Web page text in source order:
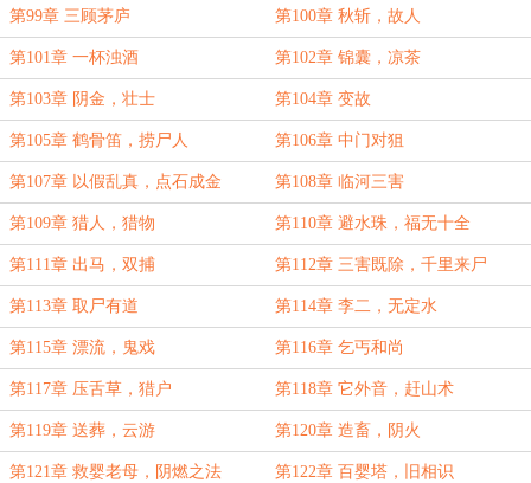
第99章 三顾茅庐 第100章 秋斩，故人
第101章 一杯浊酒 第102章 锦囊，凉茶
第103章 阴金，壮士 第104章 变故
第105章 鹤骨笛，捞尸人 第106章 中门对狙
第107章 以假乱真，点石成金 第108章 临河三害
第109章 猎人，猎物 第110章 避水珠，福无十全
第111章 出马，双捕 第112章 三害既除，千里来尸
第113章 取尸有道 第114章 李二，无定水
第115章 漂流，鬼戏 第116章 乞丐和尚
第117章 压舌草，猎户 第118章 它外音，赶山术
第119章 送葬，云游 第120章 造畜，阴火
第121章 救婴老母，阴燃之法 第122章 百婴塔，旧相识